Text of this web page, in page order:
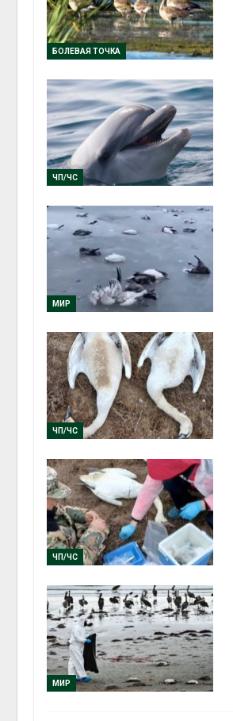
БОЛЕВАЯ ТОЧКА
ЧП/ЧС
МИР
ЧП/ЧС
ЧП/ЧС
МИР